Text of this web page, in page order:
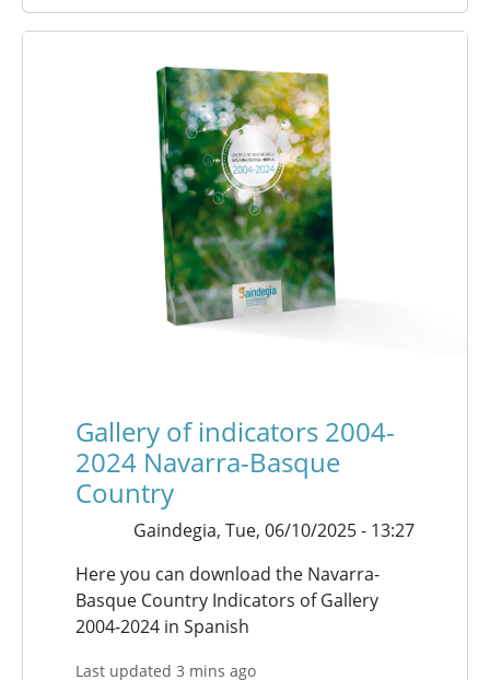
Gallery of indicators 2004-
2024 Navarra-Basque
Country
Gaindegia, Tue, 06/10/2025 - 13:27
Here you can download the Navarra-
Basque Country Indicators of Gallery
2004-2024 in Spanish
Last updated 3 mins ago